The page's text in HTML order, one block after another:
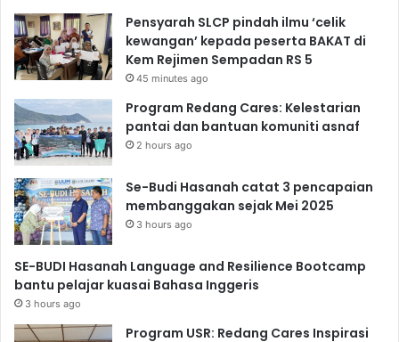
Pensyarah SLCP pindah ilmu ‘celik
kewangan’ kepada peserta BAKAT di
Kem Rejimen Sempadan RS 5
45 minutes ago
Program Redang Cares: Kelestarian
pantai dan bantuan komuniti asnaf
2 hours ago
Se-Budi Hasanah catat 3 pencapaian
membanggakan sejak Mei 2025
3 hours ago
SE-BUDI Hasanah Language and Resilience Bootcamp
bantu pelajar kuasai Bahasa Inggeris
3 hours ago
Program USR: Redang Cares Inspirasi